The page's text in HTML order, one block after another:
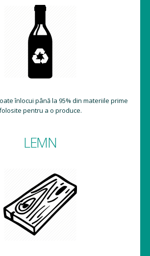
înlocui până la 95% din materiile prime
pentru a o produce.
LEMN